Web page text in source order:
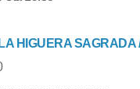
HIGUERA SAGRADA